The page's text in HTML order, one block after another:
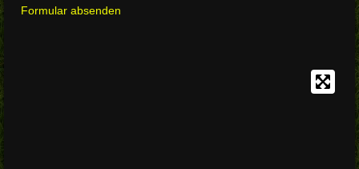
Formular absenden